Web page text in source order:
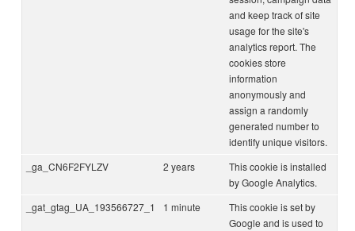
and keep track of site
usage for the site's
analytics report. The
cookies store
information
anonymously and
assign a randomly
generated number to
identify unique visitors.
_ga_CN6F2FYLZV
2 years
This cookie is installed
by Google Analytics.
_gat_gtag_UA_193566727_1
1 minute
This cookie is set by
Google and is used to